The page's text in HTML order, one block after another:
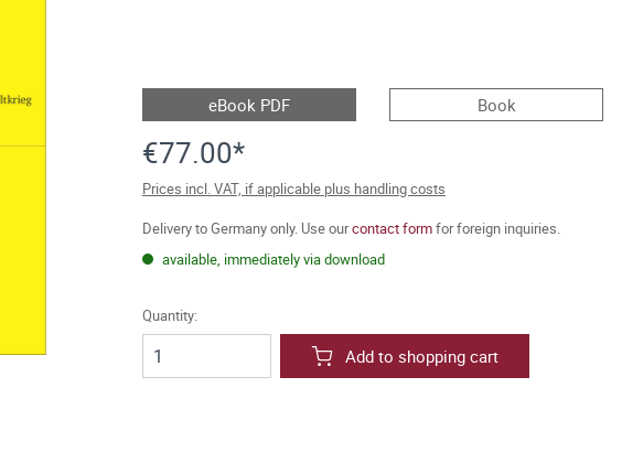
eBook PDF Book
€77.00*
Prices incl. VAT, if applicable plus handling costs
Delivery to Germany only. Use ourcontact formfor foreign inquiries.
available, immediately via download
Quantity:
Add to shopping cart